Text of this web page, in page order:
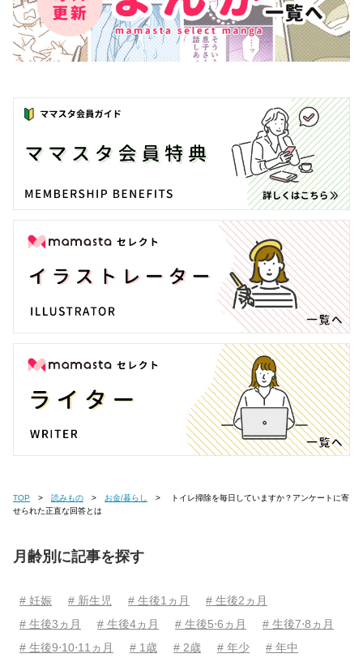
TOP 読みもの お金/暮らし
せられた正直な回答とは
月齢別に記事を探す
# 妊娠 # 新生児 # 生後1ヵ月
# 生後2ヵ月
# 生後3ヵ月
# 生後4ヵ月 # 生後5⋅6ヵ月
# 生後7⋅8ヵ月
# 生後9⋅10⋅11ヵ月
# 1歳 # 2歳 # 年少
# 年中